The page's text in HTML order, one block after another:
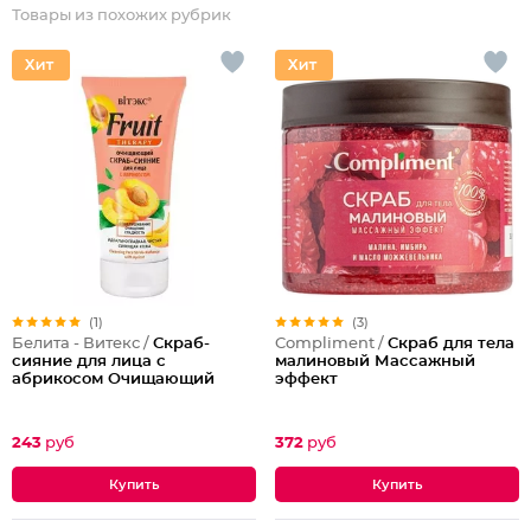
Товары из похожих рубрик
(1)
Белита - Витекс / Скраб-
сияние для лица с
абрикосом Очищающий
243 руб
(3)
Compliment / Скраб для тела
малиновый Массажный
эффект
372 руб